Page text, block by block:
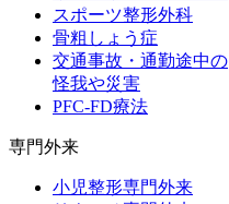
スポーツ整形外科
骨粗しょう症
交通事故・通勤途中の
怪我や災害
PFC-FD療法
専門外来
小児整形専門外来